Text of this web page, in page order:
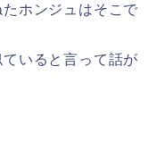
ホンジュはそこで
いると言って話が